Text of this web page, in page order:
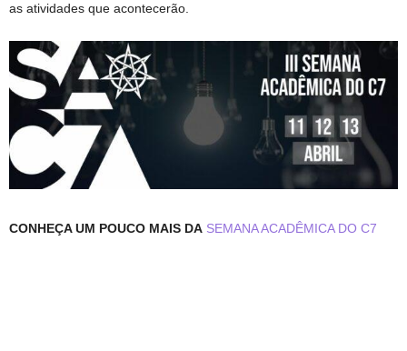
as atividades que acontecerão.
CONHEÇA UM POUCO MAIS DA SEMANA ACADÊMICA DO C7